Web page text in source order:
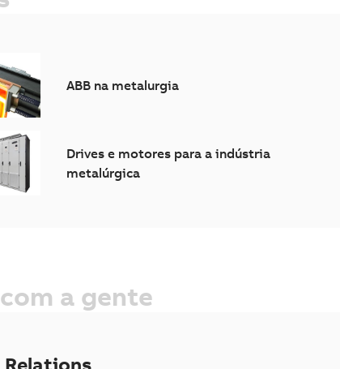
ABB na metalurgia
Drives e motores para a indústria
metalúrgica
a gente
Relations